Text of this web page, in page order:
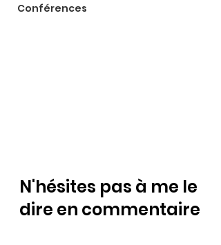
Conférences
N'hésites pas à me le
dire en commentaire